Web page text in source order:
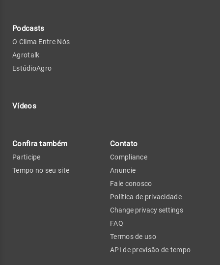
Podcasts
O Clima Entre Nós
Agrotalk
EstúdioAgro
Vídeos
Confira também
Participe
Tempo no seu site
Contato
Compliance
Anuncie
Fale conosco
Política de privacidade
Change privacy settings
FAQ
Termos de uso
API de previsão de tempo